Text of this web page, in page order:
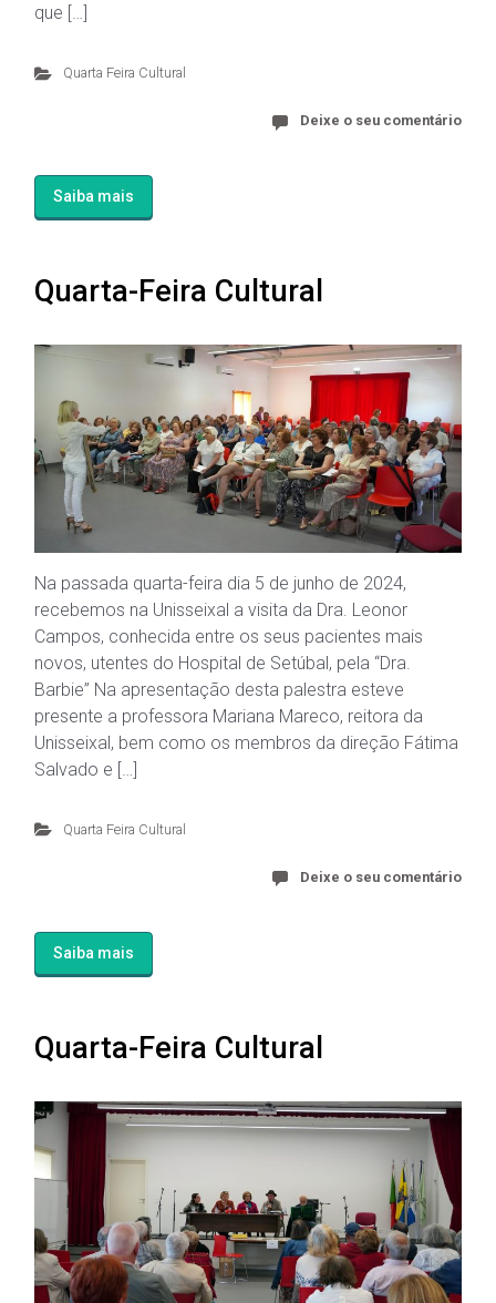
que […]
Quarta Feira Cultural
Deixe o seu comentário
Saiba mais
Quarta-Feira Cultural
Na passada quarta-feira dia 5 de junho de 2024,
recebemos na Unisseixal a visita da Dra. Leonor
Campos, conhecida entre os seus pacientes mais
novos, utentes do Hospital de Setúbal, pela “Dra.
Barbie” Na apresentação desta palestra esteve
presente a professora Mariana Mareco, reitora da
Unisseixal, bem como os membros da direção Fátima
Salvado e […]
Quarta Feira Cultural
Deixe o seu comentário
Saiba mais
Quarta-Feira Cultural